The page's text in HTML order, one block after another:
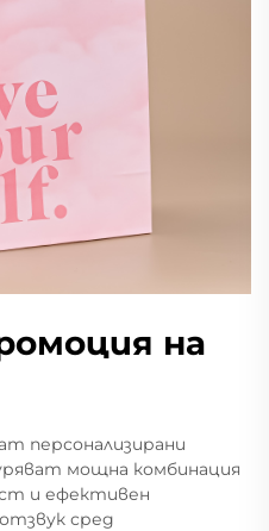
на
персонализирани
мощна комбинация
и ефективен
сред